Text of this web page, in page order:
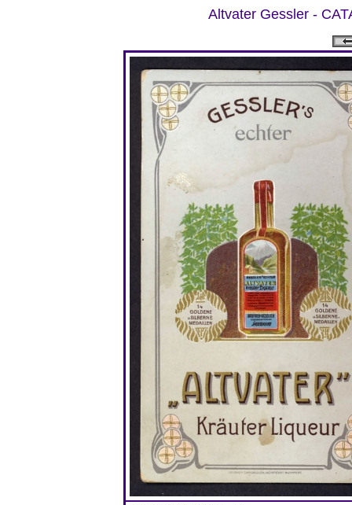
Altvater Gessler -